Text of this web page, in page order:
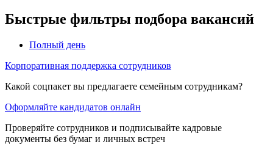
Быстрые фильтры подбора вакансий
Полный день
Корпоративная поддержка сотрудников
Какой соцпакет вы предлагаете семейным сотрудникам?
Оформляйте кандидатов онлайн
Проверяйте сотрудников и подписывайте кадровые
документы без бумаг и личных встреч